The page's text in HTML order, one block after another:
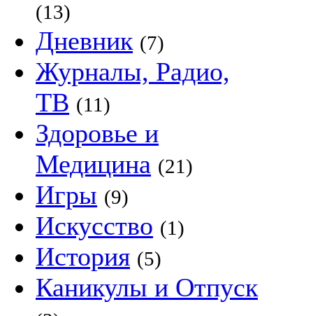
(13)
Дневник (7)
Журналы, Радио,
ТВ (11)
Здоровье и
Медицина (21)
Игры (9)
Искусство (1)
История (5)
Каникулы и Отпуск